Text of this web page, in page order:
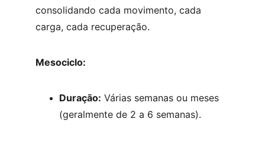
consolidando cada movimento, cada
carga, cada recuperação.
Mesociclo:
Duração: Várias semanas ou meses
(geralmente de 2 a 6 semanas).